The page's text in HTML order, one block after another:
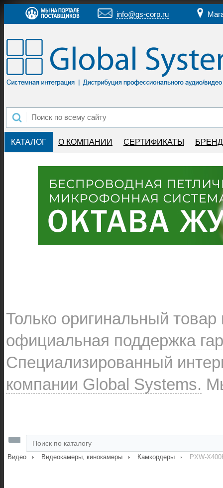
info@gs-corp.ru
КАТАЛОГ О КОМПАНИИ СЕРТИФИКАТЫ
Только оригинальный
официальная поддержка
Специализированный
компании Global Systems.
Видео Видеокамеры, кинокамеры Камкордеры PXW-